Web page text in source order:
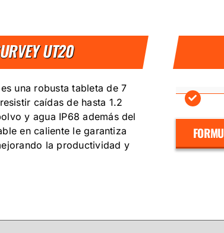
UT20
una robusta tableta de 7
caídas de hasta 1.2
y agua IP68 además del
en caliente le garantiza
la productividad y